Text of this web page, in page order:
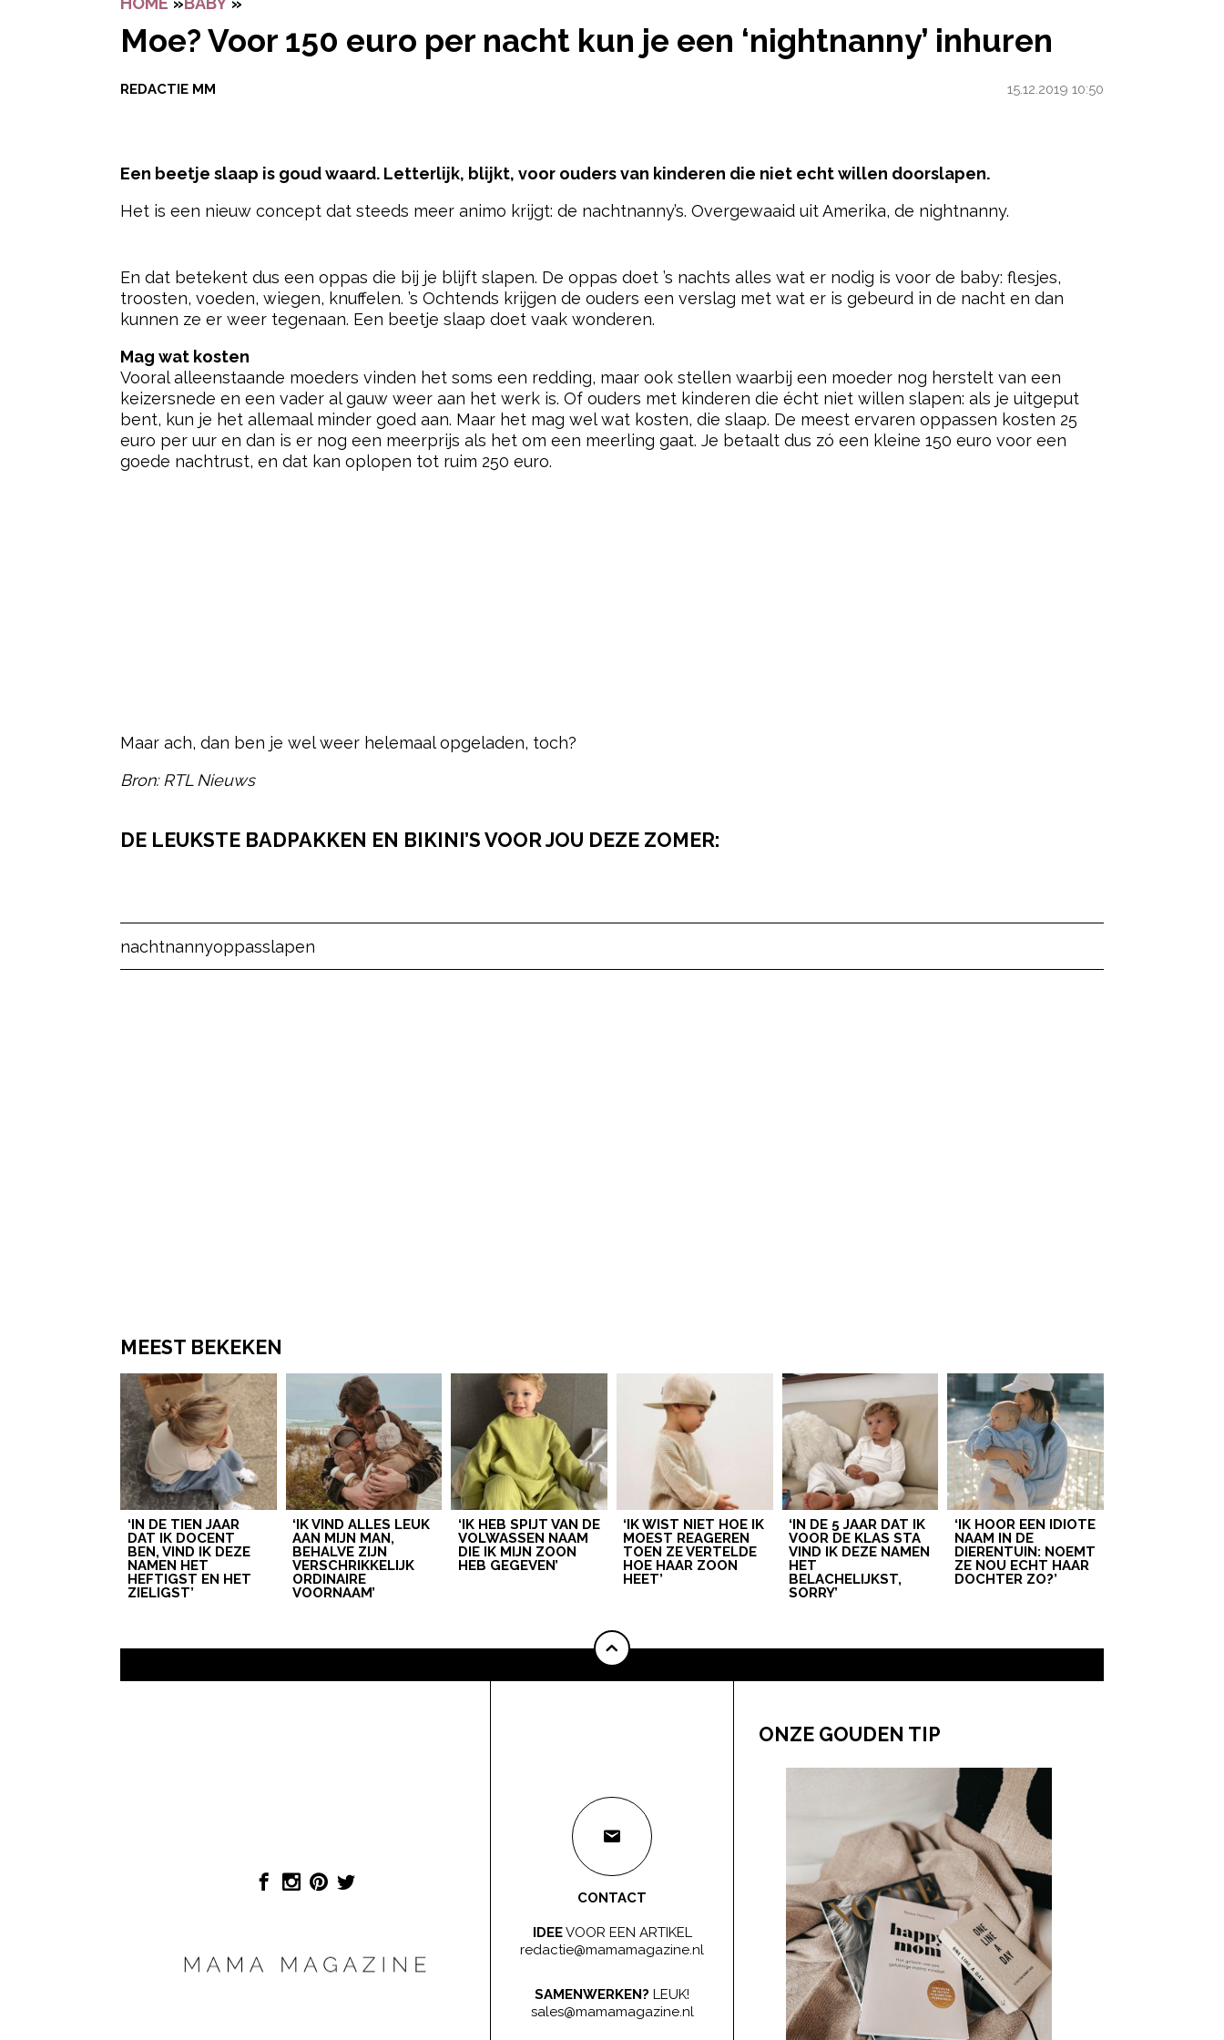
Moe? Voor 150 euro per nacht kun je een ‘nightnanny’ inhuren
REDACTIE MM 15.12.2019 10:50
Een beetje slaap is goud waard. Letterlijk, blijkt, voor ouders van kinderen die niet echt willen doorslapen.
Het is een nieuw concept dat steeds meer animo krijgt: de nachtnanny’s. Overgewaaid uit Amerika, de nightnanny.
En dat betekent dus een oppas die bij je blijft slapen. De oppas doet ’s nachts alles wat er nodig is voor de baby: flesjes,
troosten, voeden, wiegen, knuffelen. ’s Ochtends krijgen de ouders een verslag met wat er is gebeurd in de nacht en dan
kunnen ze er weer tegenaan. Een beetje slaap doet vaak wonderen.
Mag wat kosten
Vooral alleenstaande moeders vinden het soms een redding, maar ook stellen waarbij een moeder nog herstelt van een
keizersnede en een vader al gauw weer aan het werk is. Of ouders met kinderen die écht niet willen slapen: als je uitgeput
bent, kun je het allemaal minder goed aan. Maar het mag wel wat kosten, die slaap. De meest ervaren oppassen kosten 25
euro per uur en dan is er nog een meerprijs als het om een meerling gaat. Je betaalt dus zó een kleine 150 euro voor een
goede nachtrust, en dat kan oplopen tot ruim 250 euro.
Maar ach, dan ben je wel weer helemaal opgeladen, toch?
Bron: RTL Nieuws
DE LEUKSTE BADPAKKEN EN BIKINI’S VOOR JOU DEZE ZOMER:
nachtnannyoppasslapen
MEEST BEKEKEN
‘IN DE TIEN JAAR
DAT IK DOCENT
BEN, VIND IK DEZE
NAMEN HET
HEFTIGST EN HET
ZIELIGST’
‘IK VIND ALLES LEUK
AAN MIJN MAN,
BEHALVE ZIJN
VERSCHRIKKELIJK
ORDINAIRE
VOORNAAM’
‘IK HEB SPIJT VAN DE
VOLWASSEN NAAM
DIE IK MIJN ZOON
HEB GEGEVEN’
‘IK WIST NIET HOE IK
MOEST REAGEREN
TOEN ZE VERTELDE
HOE HAAR ZOON
HEET’
‘IN DE 5 JAAR DAT IK
VOOR DE KLAS STA
VIND IK DEZE NAMEN
HET
BELACHELIJKST,
SORRY’
‘IK HOOR EEN IDIOTE
NAAM IN DE
DIERENTUIN: NOEMT
ZE NOU ECHT HAAR
DOCHTER ZO?’
CONTACT
IDEEVOOR EEN ARTIKEL
redactie@mamamagazine.nl
SAMENWERKEN? LEUK!
sales@mamamagazine.nl
ONZE GOUDEN TIP